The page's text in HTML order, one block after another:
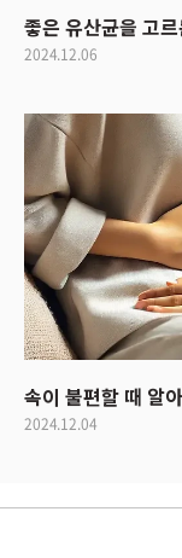
좋은 유산균을 고
2024.12.06
속이 불편할 때 알
2024.12.04